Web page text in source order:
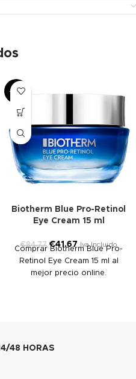
-51%
Biotherm Blue Pro-Retinol
Eye Cream 15 ml
€84.77 €41.67 Iva Incluido
Comprar Biotherm Blue Pro-
Retinol Eye Cream 15 ml al
mejor precio online.
48 HORAS